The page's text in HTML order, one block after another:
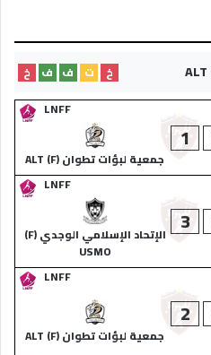
خ ت ف ف
خ
LNFF
1
جمعية لبؤات تطوان (F) ALT
LNFF
3
الإتحاد الإسلامي الوجدي (F)
USMO
LNFF
2
جمعية لبؤات تطوان (F) ALT